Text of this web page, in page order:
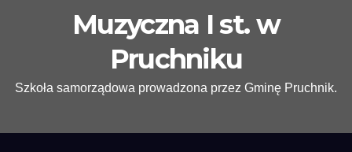
Muzyczna I st. w
Pruchniku
Szkoła samorządowa prowadzona przez Gminę Pruchnik.